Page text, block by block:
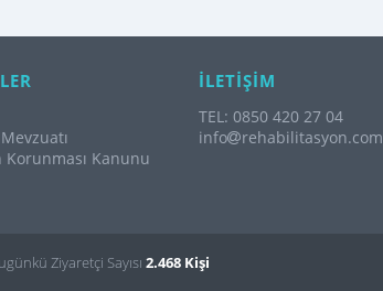
Kanunu
İLETİŞİM
TEL: 0850 420 27 04
info
rehabilitasyon.com
Ziyaretçi Sayısı 2.468 Kişi